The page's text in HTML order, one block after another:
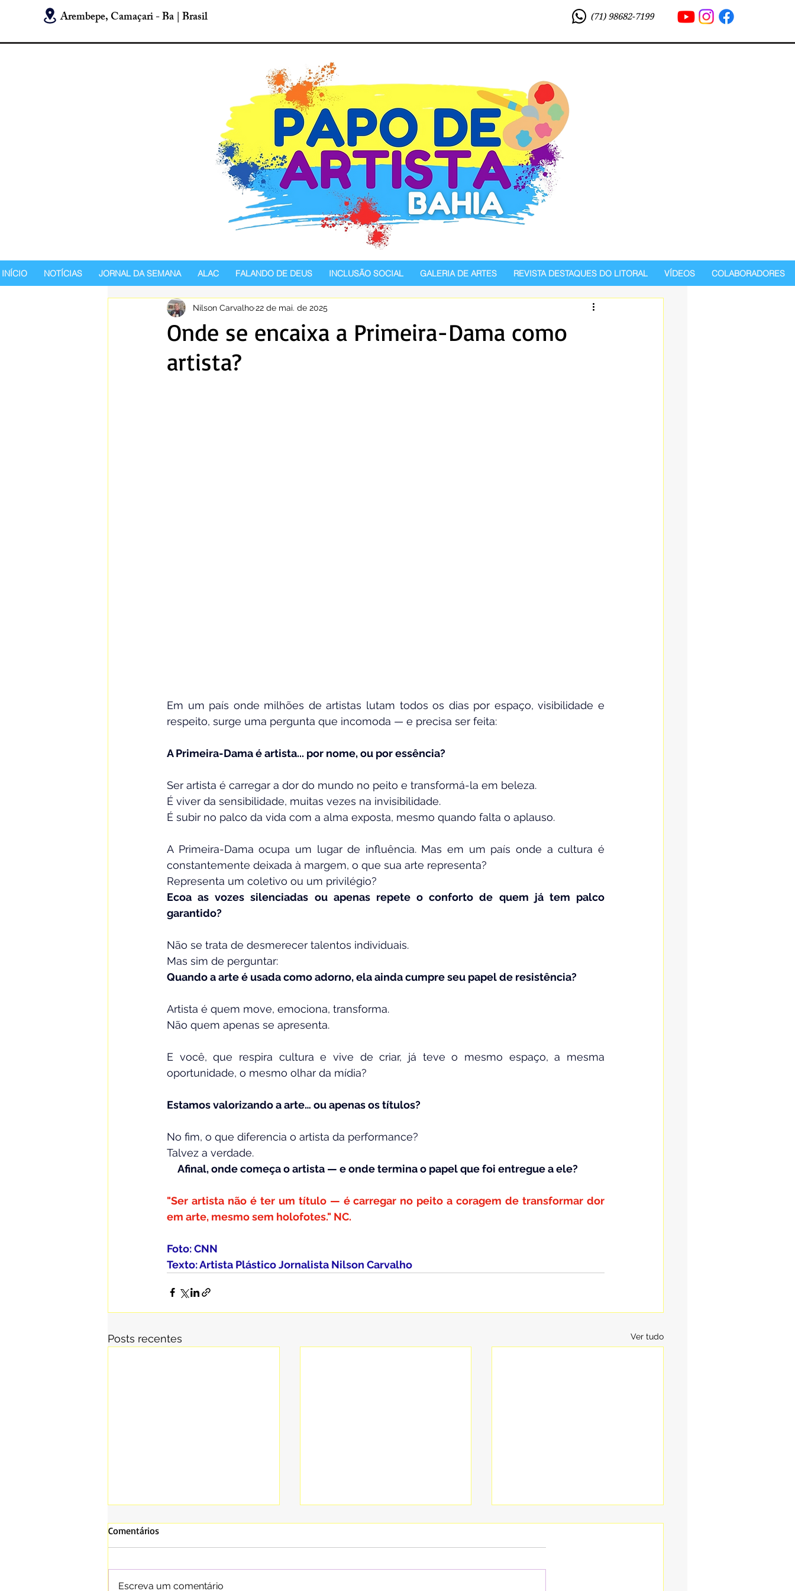
Arembepe, Camaçari - Ba | Brasil (71) 98682-7199
INÍCIO NOTÍCIAS JORNAL DA SEMANA ALAC FALANDO DE DEUS INCLUSÃO SOCIAL GALERIA DE ARTES REVISTA DESTAQUES DO LITORAL VÍDEOS COLABORADORES
Onde se encaixa a Primeira-Dama como
artista?
Nilson Carvalho22 de mai. de 2025
Em um país onde milhões de artistas lutam todos os dias por espaço, visibilidade e
respeito, surge uma pergunta que incomoda — e precisa ser feita:
A Primeira-Dama é artista... por nome, ou por essência?
Ser artista é carregar a dor do mundo no peito e transformá-la em beleza.
É viver da sensibilidade, muitas vezes na invisibilidade.
É subir no palco da vida com a alma exposta, mesmo quando falta o aplauso.
A Primeira-Dama ocupa um lugar de influência. Mas em um país onde a cultura é
constantemente deixada à margem, o que sua arte representa?
Representa um coletivo ou um privilégio?
Ecoa as vozes silenciadas ou apenas repete o conforto de quem já tem palco
garantido?
Não se trata de desmerecer talentos individuais.
Mas sim de perguntar:
Quando a arte é usada como adorno, ela ainda cumpre seu papel de resistência?
Artista é quem move, emociona, transforma.
Não quem apenas se apresenta.
E você, que respira cultura e vive de criar, já teve o mesmo espaço, a mesma
oportunidade, o mesmo olhar da mídia?
Estamos valorizando a arte… ou apenas os títulos?
No fim, o que diferencia o artista da performance?
Talvez a verdade.
Afinal, onde começa o artista — e onde termina o papel que foi entregue a ele?
"Ser artista não é ter um título — é carregar no peito a coragem de transformar dor
em arte, mesmo sem holofotes." NC.
Foto: CNN
Texto: Artista Plástico Jornalista Nilson Carvalho
Posts recentes Ver tudo
Comentários
Escreva um comentário